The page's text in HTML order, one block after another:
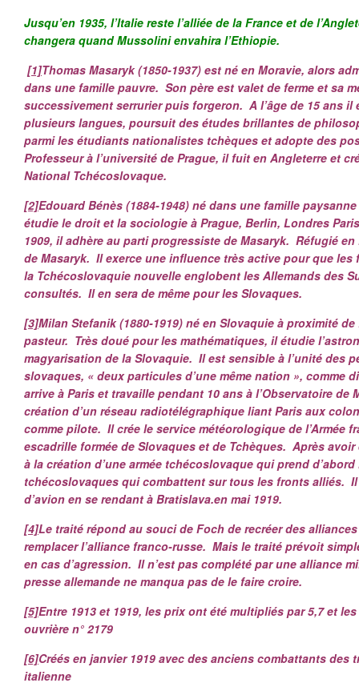
Jusqu’en 1935, l’Italie reste l’alliée de la France et de
changera quand Mussolini envahira l’Ethiopie.
[1]Thomas Masaryk (1850-1937) est né en Moravie, alors
dans une famille pauvre. Son père est valet de ferme et sa
successivement serrurier puis forgeron. A l’âge de 15 ans
plusieurs langues, poursuit des études brillantes de
parmi les étudiants nationalistes tchèques et adopte des
Professeur à l’université de Prague, il fuit en Angleterre et
National Tchécoslovaque.
[2]Edouard Bénès (1884-1948) né dans une famille
étudie le droit et la sociologie à Prague, Berlin, Londres
1909, il adhère au parti progressiste de Masaryk. Réfugié
de Masaryk. Il exerce une influence très active pour que
la Tchécoslovaquie nouvelle englobent les Allemands des
consultés. Il en sera de même pour les Slovaques.
[3]Milan Stefanik (1880-1919) né en Slovaquie à proximité
pasteur. Très doué pour les mathématiques, il étudie
magyarisation de la Slovaquie. Il est sensible à l’unité des
slovaques, « deux particules d’une même nation », comme
arrive à Paris et travaille pendant 10 ans à l’Observatoire
création d’un réseau radiotélégraphique liant Paris aux
comme pilote. Il crée le service météorologique de l’Armée
escadrille formée de Slovaques et de Tchèques. Après
à la création d’une armée tchécoslovaque qui prend
tchécoslovaques qui combattent sur tous les fronts alliés.
d’avion en se rendant à Bratislava.en mai 1919.
[4]Le traité répond au souci de Foch de recréer des
remplacer l’alliance franco-russe. Mais le traité prévoit
en cas d’agression. Il n’est pas complété par une alliance
presse allemande ne manqua pas de le faire croire.
[5]Entre 1913 et 1919, les prix ont été multipliés par 5,7 et
ouvrière n° 2179
[6]Créés en janvier 1919 avec des anciens combattants des
italienne